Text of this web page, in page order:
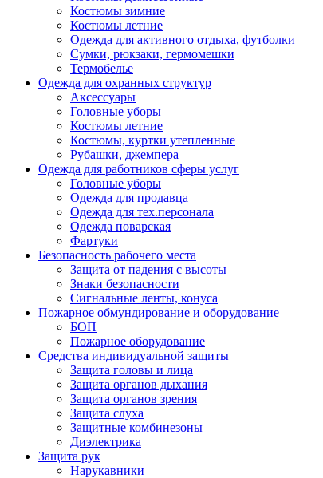
Костюмы зимние
Костюмы летние
Одежда для активного отдыха, футболки
Сумки, рюкзаки, гермомешки
Термобелье
Одежда для охранных структур
Аксессуары
Головные уборы
Костюмы летние
Костюмы, куртки утепленные
Рубашки, джемпера
Одежда для работников сферы услуг
Головные уборы
Одежда для продавца
Одежда для тех.персонала
Одежда поварская
Фартуки
Безопасность рабочего места
Защита от падения с высоты
Знаки безопасности
Сигнальные ленты, конуса
Пожарное обмундирование и оборудование
БОП
Пожарное оборудование
Средства индивидуальной защиты
Защита головы и лица
Защита органов дыхания
Защита органов зрения
Защита слуха
Защитные комбинезоны
Диэлектрика
Защита рук
Нарукавники